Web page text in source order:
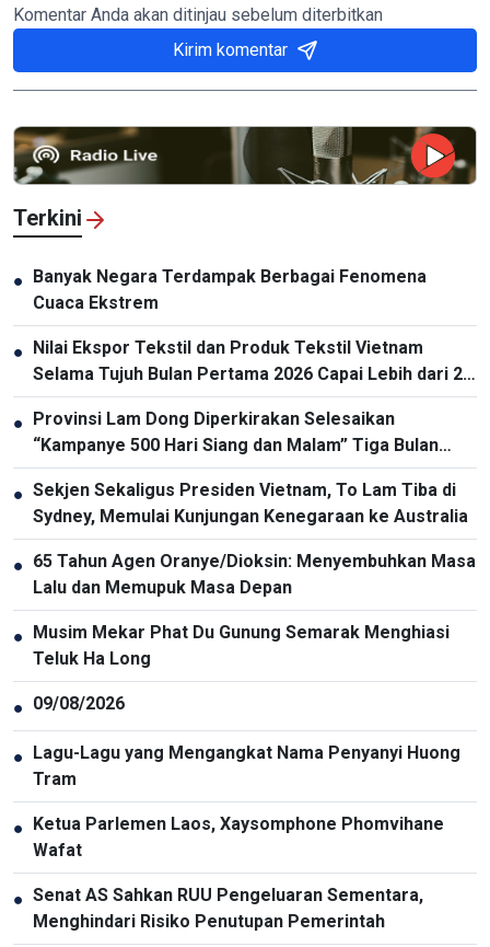
Komentar Anda akan ditinjau sebelum diterbitkan
Kirim komentar
Terkini
●
Banyak Negara Terdampak Berbagai Fenomena
Cuaca Ekstrem
●
Nilai Ekspor Tekstil dan Produk Tekstil Vietnam
Selama Tujuh Bulan Pertama 2026 Capai Lebih dari 27
Miliar USD, Terus Catat Pertumbuhan
●
Provinsi Lam Dong Diperkirakan Selesaikan
“Kampanye 500 Hari Siang dan Malam” Tiga Bulan
Lebih Cepat
● Sekjen Sekaligus Presiden Vietnam, To Lam Tiba di
Sydney, Memulai Kunjungan Kenegaraan ke Australia
● 65 Tahun Agen Oranye/Dioksin: Menyembuhkan Masa
Lalu dan Memupuk Masa Depan
●
Musim Mekar Phat Du Gunung Semarak Menghiasi
Teluk Ha Long
● 09/08/2026
●
Lagu-Lagu yang Mengangkat Nama Penyanyi Huong
Tram
●
Ketua Parlemen Laos, Xaysomphone Phomvihane
Wafat
● Senat AS Sahkan RUU Pengeluaran Sementara,
Menghindari Risiko Penutupan Pemerintah